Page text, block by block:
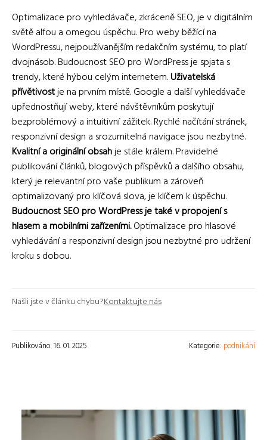
Optimalizace pro vyhledávače, zkráceně SEO, je v digitálním
světě alfou a omegou úspěchu. Pro weby běžící na
WordPressu, nejpoužívanějším redakčním systému, to platí
dvojnásob. Budoucnost SEO pro WordPress je spjata s
trendy, které hýbou celým internetem.Uživatelská
přívětivostje na prvním místě. Google a další vyhledávače
upřednostňují weby, které návštěvníkům poskytují
bezproblémový a intuitivní zážitek. Rychlé načítání stránek,
responzivní design a srozumitelná navigace jsou nezbytné.
Kvalitní a originální obsahje stále králem. Pravidelné
publikování článků, blogových příspěvků a dalšího obsahu,
který je relevantní pro vaše publikum a zároveň
optimalizovaný pro klíčová slova, je klíčem k úspěchu.
Budoucnost SEO pro WordPress je také v propojení s
hlasem a mobilními zařízeními.Optimalizace pro hlasové
vyhledávání a responzivní design jsou nezbytné pro udržení
kroku s dobou.
Našli jste v článku chybu?Kontaktujte nás
Publikováno: 16. 01. 2025 Kategorie: podnikání